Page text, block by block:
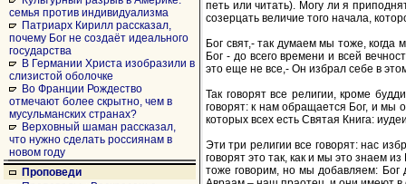
семья против индивидуализма
Патриарх Кирилл рассказал,
почему Бог не создаёт идеального
государства
В Германии Христа изобразили в
слизистой оболочке
Во Франции Рождество
отмечают более скрытно, чем в
мусульманских странах?
Верховный шаман рассказал,
что нужно сделать россиянам в
новом году
Проповеди
петь или читать). Могу ли я
созерцать величие того начала,
Бог свят,- так думаем мы тоже,
Бог - до всего времени и всей
это еще не все,- Он избрал себе в
Так говорят все религии, кроме
говорят: к нам обращается Бог, и мы
которых всех есть Святая Книга:
Эти три религии все говорят: нас
говорят это так, как и мы это знаем
тоже говорим, но мы добавляем: Бог